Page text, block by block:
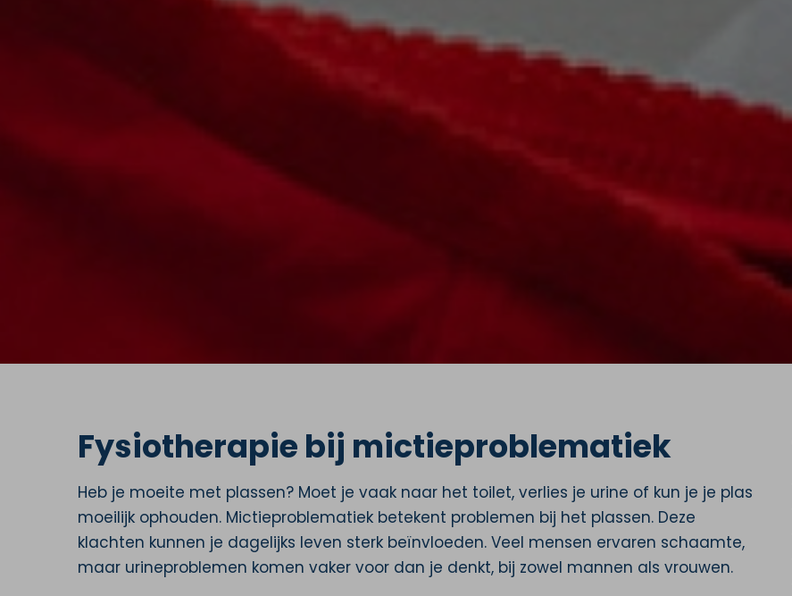
Fysiotherapie bij mictieproblematiek
Heb je moeite met plassen? Moet je vaak naar het toilet, verlies je urine of kun je je plas
moeilijk ophouden. Mictieproblematiek betekent problemen bij het plassen. Deze
klachten kunnen je dagelijks leven sterk beïnvloeden. Veel mensen ervaren schaamte,
maar urineproblemen komen vaker voor dan je denkt, bij zowel mannen als vrouwen.